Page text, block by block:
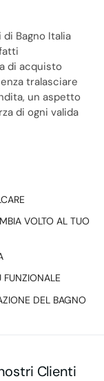
Bagno Italia
di acquisto
tralasciare
un aspetto
di ogni valida
VOLTO AL TUO
FUNZIONALE
DEL BAGNO
Clienti